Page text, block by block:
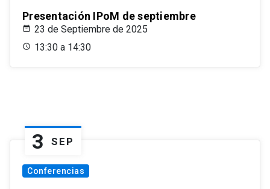
Presentación IPoM de septiembre
23 de Septiembre de 2025
13:30 a 14:30
3 SEP
Conferencias